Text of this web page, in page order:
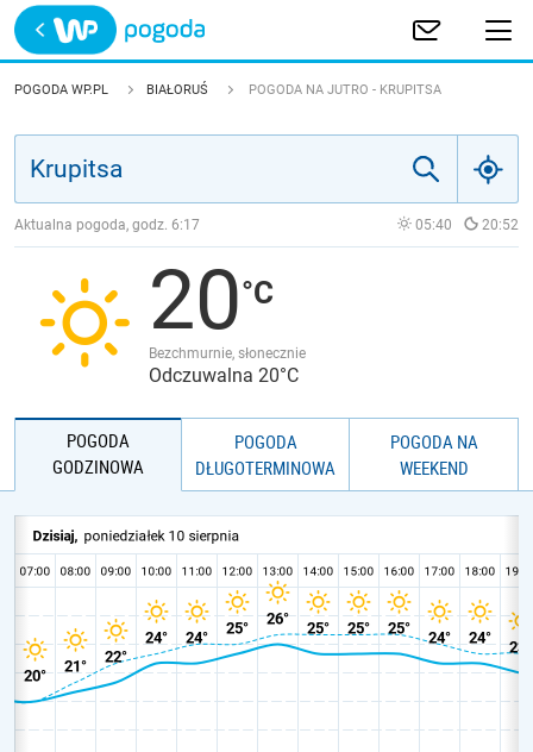
Trwa ładowanie
POLSKA
JAKOŚĆ POWIETRZA
POGODA WP.PL BIAŁORUŚ POGODA NA JUTRO - KRUPITSA
Aktualna pogoda, godz. 6:17 05:40 20:52
20
Bezchmurnie, słonecznie
Odczuwalna 20°C
POGODA
GODZINOWA
POGODA
DŁUGOTERMINOWA
POGODA NA
WEEKEND